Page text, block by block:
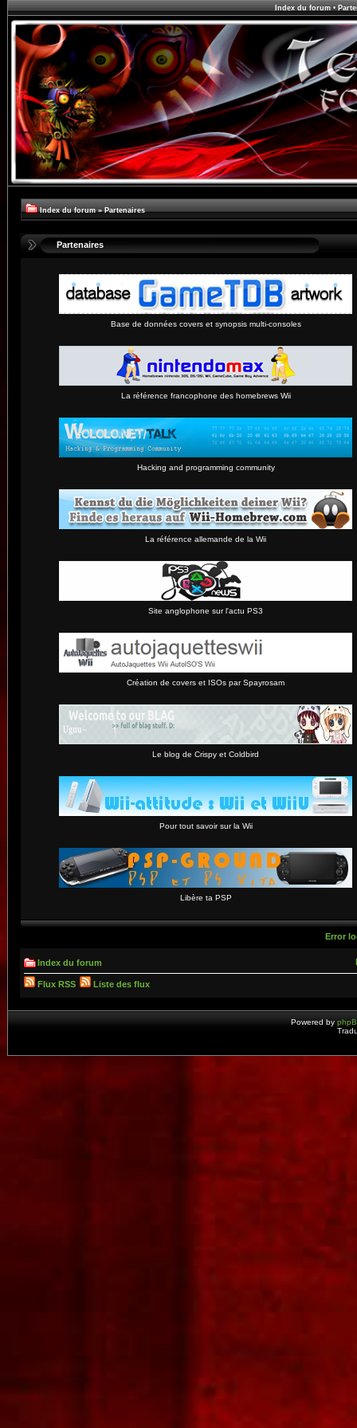
Index du forum•
Index du forum » Partenaires
Partenaires
Base de données covers et synopsis multi-consoles
La référence francophone des homebrews Wii
Hacking and programming community
La référence allemande de la Wii
Site anglophone sur l'actu PS3
Création de covers et ISOs par Spayrosam
Le blog de Crispy et Coldbird
Pour tout savoir sur la Wii
Libère ta PSP
Error
Index du forum
Flux RSS Liste des flux
Powered by